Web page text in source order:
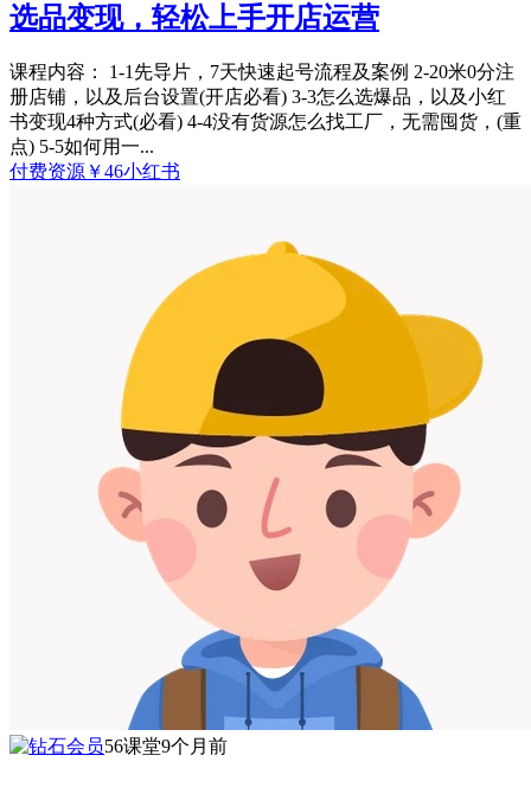
选品变现，轻松上手开店运营
课程内容： 1-1先导片，7天快速起号流程及案例 2-20米0分注
册店铺，以及后台设置(开店必看) 3-3怎么选爆品，以及小红
书变现4种方式(必看) 4-4没有货源怎么找工厂，无需囤货，(重
点) 5-5如何用一...
付费资源 ￥46小红书
56课堂9个月前